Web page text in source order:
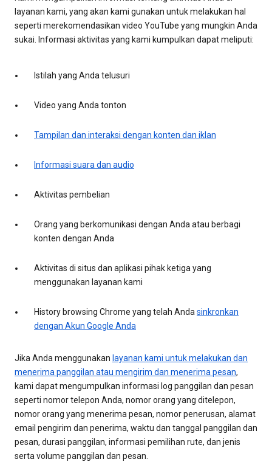
layanan kami, yang akan kami gunakan untuk melakukan hal
seperti merekomendasikan video YouTube yang mungkin Anda
sukai. Informasi aktivitas yang kami kumpulkan dapat meliputi:
Istilah yang Anda telusuri
Video yang Anda tonton
Tampilan dan interaksi dengan konten dan iklan
Informasi suara dan audio
Aktivitas pembelian
Orang yang berkomunikasi dengan Anda atau berbagi
konten dengan Anda
Aktivitas di situs dan aplikasi pihak ketiga yang
menggunakan layanan kami
History browsing Chrome yang telah Andasinkronkan
dengan Akun Google Anda
Jika Anda menggunakan layanan kami untuk melakukan dan
menerima panggilan atau mengirim dan menerima pesan,
kami dapat mengumpulkan informasi log panggilan dan pesan
seperti nomor telepon Anda, nomor orang yang ditelepon,
nomor orang yang menerima pesan, nomor penerusan, alamat
email pengirim dan penerima, waktu dan tanggal panggilan dan
pesan, durasi panggilan, informasi pemilihan rute, dan jenis
serta volume panggilan dan pesan.